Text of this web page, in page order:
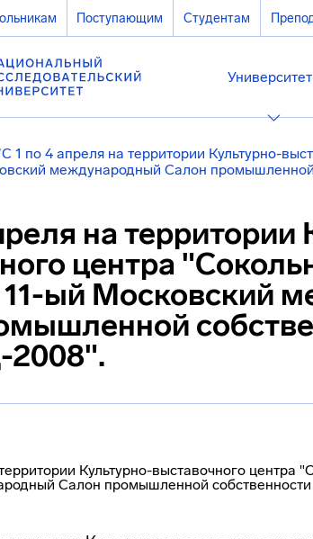
Поступающим Студентам
Университет
С 1 по 4 апреля на территории Культурно-
международный Салон промышленной
на территории
центра
11-ый Московский
2008".